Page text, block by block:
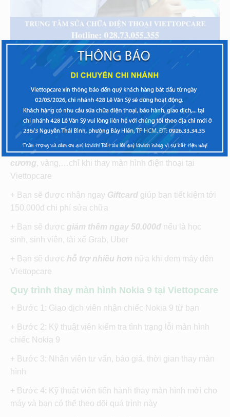
+ Màn hình Nokia được thay mới cho chiếc điện thoại
bạn làchất lượng , có nguồn gốc, xuất xứ rõ ràng
+ Thời gian thay màn hìnhnhanh chóng, bạn có thể
nhận lại ngay chiếc điện thoại chỉ trong vòng 60 phút
+ Kỹ thuật viên có nhiều nămkinh nghiệmtrong thay
màn hình, thay mặt kính, ép kinh điện thoại
+ Bạn sẽ được sử dụng ngay các góibảo hiểm kim
cương, vàng,…chỉ khi thay màn hình điện thoại tại
Viettopcare
+ Bạn sẽ được nhận ngay Giftcard giúp bạn tiết kiệm tới
150.000đ chi phí sửa chữa
+ Bạn sẽ được giảm thêm ngay 50.000đnếu là học
sinh, sinh viên, tài xế Grab, Uber
+ Bạn sẽ được hỗ trợ nhiều hơn nữa khi đem máy đến
Viettopcare
Quy trình thay màn hình Nokia 9 tại Viettopcare
+ Bước 1: Giao dịch viên nhận chiếc Nokia 9 từ bạn
+ Bước 2: Kỹ thuật viên kiểm tra tình trạng lỗi màn hình
chiếc Nokia 9
+ Bước 3: Nhân viên tư vấn, báo giá, thời gian thay màn
hình
+ Bước 4: Kỹ thuật viên tiến hành thay màn hình mới cho
máy và bạn có thể theo dõi quá trình này